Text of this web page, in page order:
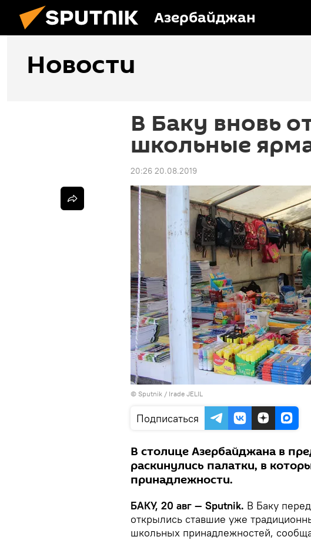
Азербайджан
Новости
В Баку вновь
школьные
20:26 20.08.2019
© Sputnik / Irade JELIL
Подписаться
В столице Азербайджана в
раскинулись палатки, в
принадлежности.
БАКУ, 20 авг — Sputnik. В Баку
открылись ставшие уже
школьных принадлежностей,